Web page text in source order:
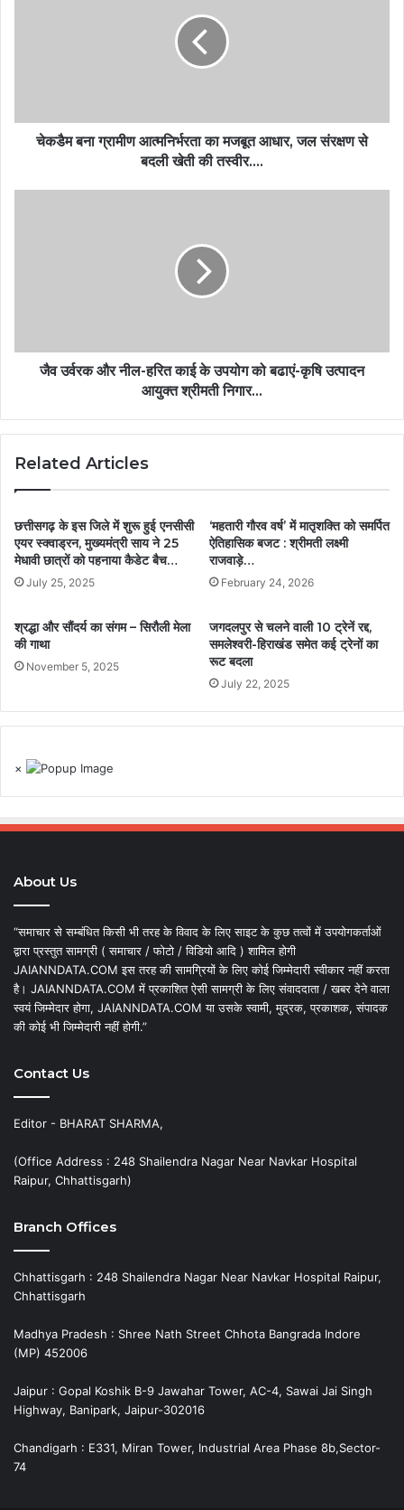
चेकडैम बना ग्रामीण आत्मनिर्भरता का मजबूत आधार, जल संरक्षण से
बदली खेती की तस्वीर….
जैव उर्वरक और नील-हरित काई के उपयोग को बढाएं-कृषि उत्पादन
आयुक्त श्रीमती निगार…
Related Articles
छत्तीसगढ़ के इस जिले में शुरू हुई एनसीसी
एयर स्क्वाड्रन, मुख्यमंत्री साय ने 25
मेधावी छात्रों को पहनाया कैडेट बैच…
July 25, 2025
‘महतारी गौरव वर्ष’ में मातृशक्ति को समर्पित
ऐतिहासिक बजट : श्रीमती लक्ष्मी
राजवाड़े…
February 24, 2026
श्रद्धा और सौंदर्य का संगम – सिरौली मेला
की गाथा
November 5, 2025
जगदलपुर से चलने वाली 10 ट्रेनें रद्द,
समलेश्वरी-हिराखंड समेत कई ट्रेनों का
रूट बदला
July 22, 2025
×
About Us
“समाचार से सम्बंधित किसी भी तरह के विवाद के लिए साइट के कुछ तत्वों में उपयोगकर्ताओं
द्वारा प्रस्तुत सामग्री ( समाचार / फोटो / विडियो आदि ) शामिल होगी
JAIANNDATA.COM इस तरह की सामग्रियों के लिए कोई जिम्मेदारी स्वीकार नहीं करता
है। JAIANNDATA.COM में प्रकाशित ऐसी सामग्री के लिए संवाददाता / खबर देने वाला
स्वयं जिम्मेदार होगा, JAIANNDATA.COM या उसके स्वामी, मुद्रक, प्रकाशक, संपादक
की कोई भी जिम्मेदारी नहीं होगी.”
Contact Us
Editor - BHARAT SHARMA,
(Office Address : 248 Shailendra Nagar Near Navkar Hospital
Raipur, Chhattisgarh)
Branch Offices
Chhattisgarh : 248 Shailendra Nagar Near Navkar Hospital Raipur,
Chhattisgarh
Madhya Pradesh : Shree Nath Street Chhota Bangrada Indore
(MP) 452006
Jaipur : Gopal Koshik B-9 Jawahar Tower, AC-4, Sawai Jai Singh
Highway, Banipark, Jaipur-302016
Chandigarh : E331, Miran Tower, Industrial Area Phase 8b,Sector-
74